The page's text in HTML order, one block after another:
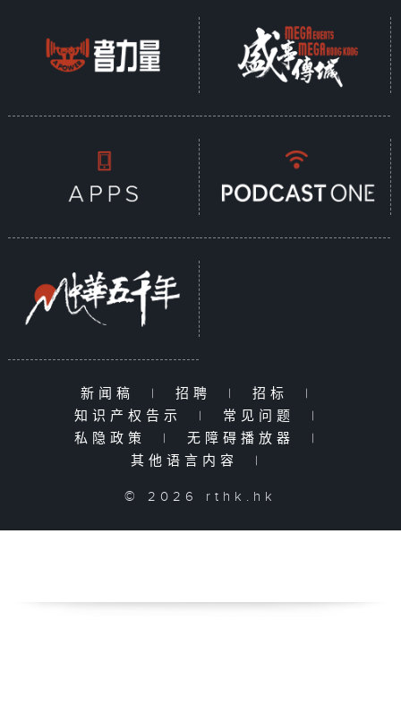
新闻稿 | 招聘 | 招标
|
知识产权告示
| 常见问题
|
私隐政策
| 无障碍播放器
|
其他语言内容
|
© 2026 rthk.hk